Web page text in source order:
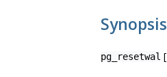
Synopsis
pg_resetwal [